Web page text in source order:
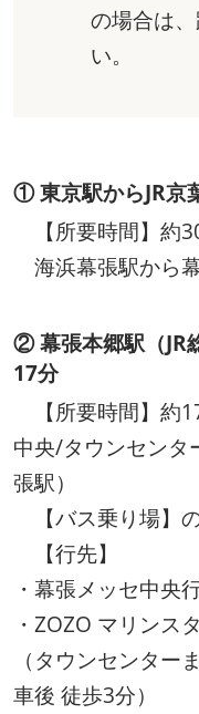
の場合は
い。
① 東京駅からJR京
【所要時間】約
海浜幕張駅から
② 幕張本郷駅（JR
17分
【所要時間】約
中央/タウンセンタ
張駅）
【バス乗り場】
【行先】
・幕張メッセ中央
・ZOZO マリンス
（タウンセンター
車後 徒歩3分）